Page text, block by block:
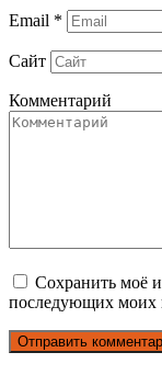
Email *
Сайт
Комментарий
Сохранить моё
последующих моих